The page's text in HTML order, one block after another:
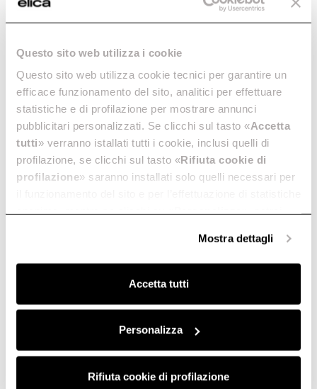
Questo sito web utilizza i cookie
Questo sito web utilizza cookie tecnici per garantire un
efficace funzionamento del sito, analitici per effettuare
statistiche e di profilazione per mostrare annunci
pubblicitari personalizzati. Se clicchi sul tasto «Accetta
tutti» verranno istallati tutti i cookie, inclusi quelli di
profilazione, se clicchi sul tasto «Rifiuta cookie di
profilazione» saranno installati solo quelli necessari per
anonime, mentre se clicchi su «Personalizza», potrai
Clicca quiper visualizzare la cookie policy.
Mostra dettagli
Accetta tutti
Personalizza
Rifiuta cookie di profilazione